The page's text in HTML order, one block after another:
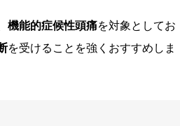
機能的症候性頭痛を対象としてお
を受けることを強くおすすめしま